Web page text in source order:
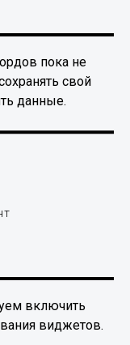
пока не
свой
данные.
включить
виджетов.